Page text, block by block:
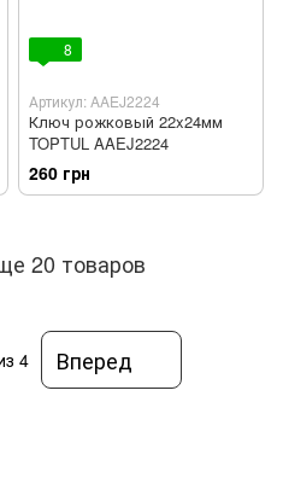
8
Артикул: AAEJ2224
Ключ рожковый 22x24мм
TOPTUL AAEJ2224
260 грн
20 товаров
4 Вперед